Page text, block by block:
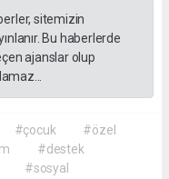
sitemizin
Bu haberlerde
ajanslar olup
#çocuk
#özel
#destek
#sosyal